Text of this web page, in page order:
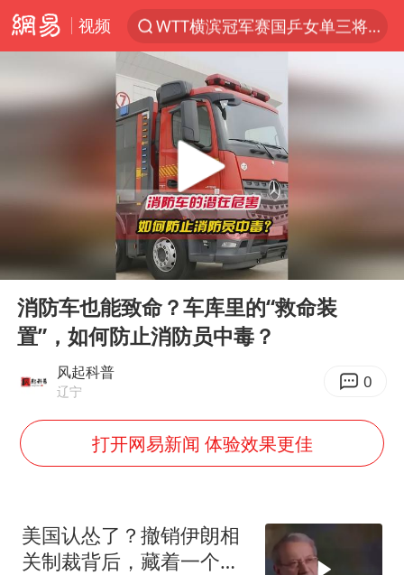
视频
WTT横滨冠军赛国乒女单三将晋级四强
光影经济撬动暑期消费新蓝海
日本发布排名：“中国第一，美日德韩英法居后”
大V：马科斯把路走绝了
白海豚将正面袭击贯穿浙江
杭州全市有序停课
情侣平潭拍日出坠崖1死1伤
几元成本的AI广告导致千万市值蒸发
郑丽文：台湾从来没有“独立”过
老挝国会主席赛宋蓬逝世
购飞机票7分钟后退票被扣2022元
Play
00:20
消防车也能致命？车库里的“救命装
置”，如何防止消防员中毒？
风起科普
辽宁 0
打开网易新闻 体验效果更佳
美国认怂了？撤销伊朗相
关制裁背后，藏着一个说